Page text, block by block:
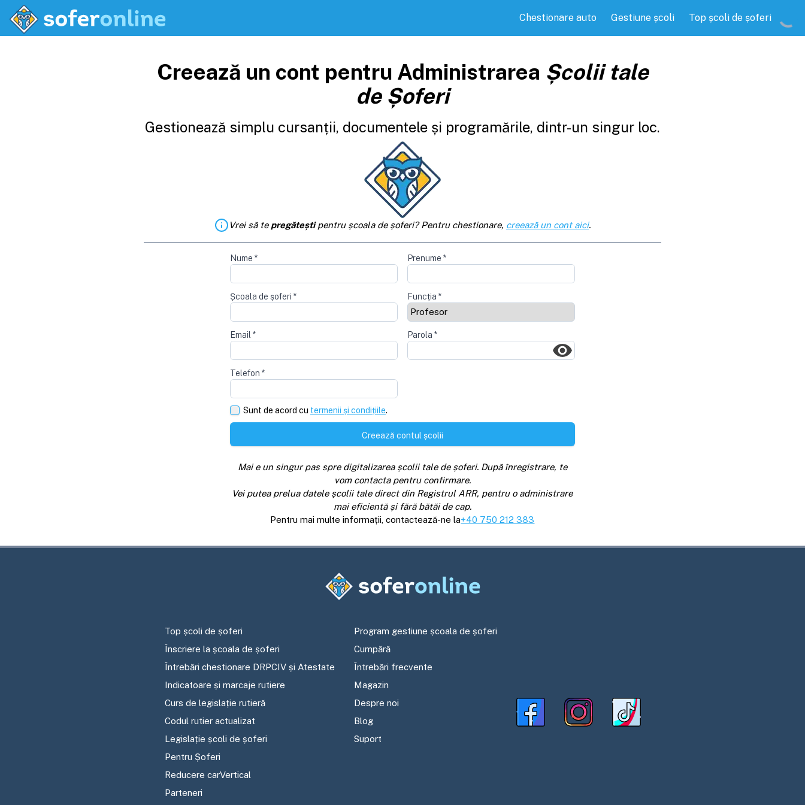
Chestionare auto Gestiune școli Top școli de șoferi
Creează un cont pentru Administrarea Școlii tale
de Șoferi
Gestionează simplu cursanții, documentele și programările, dintr-un singur loc.
Vrei să te pregăteștipentru școala de șoferi? Pentru chestionare, creează un cont aici.
Nume * Prenume *
Școala de șoferi * Funcția *
Email * Parola *
Telefon *
Sunt de acord cu termenii și condițiile.
Creează contul școlii
Mai e un singur pas spre digitalizarea școlii tale de șoferi. După înregistrare, te
vom contacta pentru confirmare.
Vei putea prelua datele școlii tale direct din Registrul ARR, pentru o administrare
mai eficientă și fără bătăi de cap.
Pentru mai multe informații, contactează-ne la+40 750 212 383
Top școli de șoferi
Înscriere la școala de șoferi
Întrebări chestionare DRPCIV și Atestate
Indicatoare și marcaje rutiere
Curs de legislație rutieră
Codul rutier actualizat
Legislație școli de șoferi
Pentru Șoferi
Reducere carVertical
Parteneri
Program gestiune școala de șoferi
Cumpără
Întrebări frecvente
Magazin
Despre noi
Blog
Suport